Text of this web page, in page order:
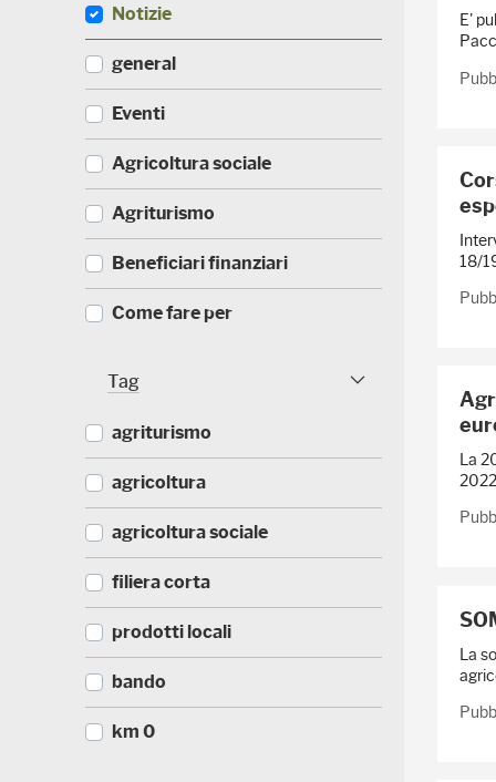
Notizie
(
3
)
general
(
5
)
Eventi
(
1
)
Agricoltura sociale
(
0
)
Agriturismo
(
)
Beneficiari finanziari
(
Come fare per
3
5
Professionale
(
3
2
)
Antichi mestieri
(
2
5
)
Tag
agriturismo
(
)
agricoltura
(
)
agricoltura sociale
(
)
filiera corta
(
)
prodotti locali
(
)
bando
(
km 0
E'
18/
La
La